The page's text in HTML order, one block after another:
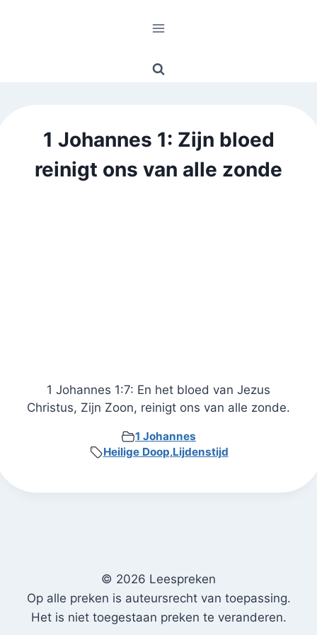
1 Johannes 1: Zijn bloed
reinigt ons van alle zonde
1 Johannes 1:7: En het bloed van Jezus
Christus, Zijn Zoon, reinigt ons van alle zonde.
1 Johannes
Heilige Doop,Lijdenstijd
© 2026 Leespreken
Op alle preken is auteursrecht van toepassing.
Het is niet toegestaan preken te veranderen.